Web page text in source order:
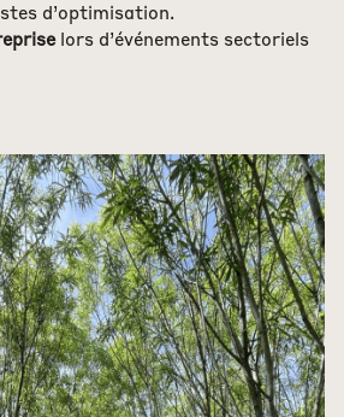
d’optimisation.
lors d’événements sectoriels